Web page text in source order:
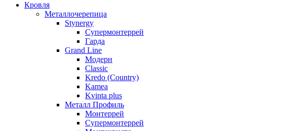
Кровля
Металлочерепица
Stynergy
Супермонтеррей
Гарда
Grand Line
Модерн
Classic
Kredo (Country)
Kamea
Kvinta plus
Металл Профиль
Монтеррей
Супермонтеррей